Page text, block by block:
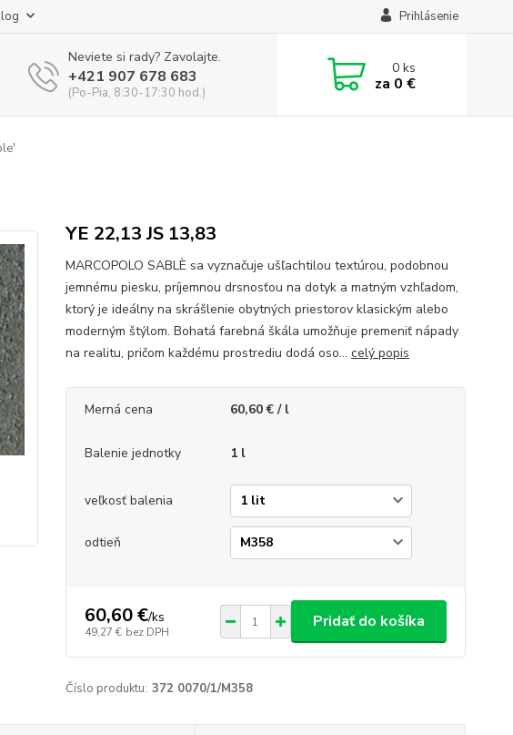
Prihlásenie
Neviete si rady? Zavolajte.
+421 907 678 683
(Po-Pia, 8:30-17:30 hod.)
0ks
za 0 €
YE 22,13 JS 13,83
MARCOPOLO SABLÈ sa vyznačuje ušľachtilou textúrou, podobnou
jemnému piesku, príjemnou drsnosťou na dotyk a matným vzhľadom,
ktorý je ideálny na skrášlenie obytných priestorov klasickým alebo
moderným štýlom. Bohatá farebná škála umožňuje premeniť nápady
na realitu, pričom každému prostrediu dodá oso... celý popis
Merná cena 60,60 € / l
Balenie jednotky 1 l
veľkosť balenia
odtieň
60,60 €/ks
49,27 € bez DPH
Pridať do košíka
Číslo produktu: 372 0070/1/M358